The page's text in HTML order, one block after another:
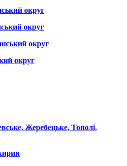
округ
округ
округ
округ
Жеребецьке, Тополі,